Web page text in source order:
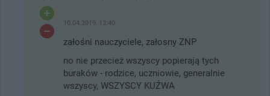
10.04.2019, 13:40
załośni nauczyciele, załosny ZNP
no nie przecież wszyscy popierają tych
buraków - rodzice, uczniowie, generalnie
wszyscy, WSZYSCY KUŹWA